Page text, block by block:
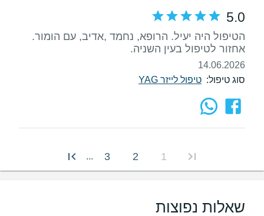
5.0
הטיפול היה יעיל. הרופא, נחמד ,אדיב, עם הומור.
אחזור לטיפול בעין השניה.
14.06.2026
סוג טיפול: טיפול לייזר YAG
1
2
3
...
שאלות נפוצות